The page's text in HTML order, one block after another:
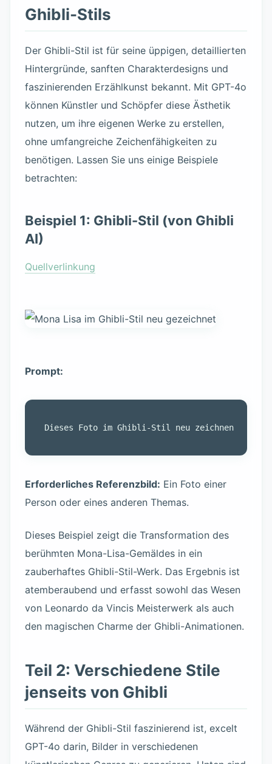
Ghibli-Stils
Der Ghibli-Stil ist für seine üppigen, detaillierten
Hintergründe, sanften Charakterdesigns und
faszinierenden Erzählkunst bekannt. Mit GPT-4o
können Künstler und Schöpfer diese Ästhetik
nutzen, um ihre eigenen Werke zu erstellen,
ohne umfangreiche Zeichenfähigkeiten zu
benötigen. Lassen Sie uns einige Beispiele
betrachten:
Beispiel 1: Ghibli-Stil (von Ghibli
AI)
Quellverlinkung
Prompt:
Erforderliches Referenzbild: Ein Foto einer
Person oder eines anderen Themas.
Dieses Beispiel zeigt die Transformation des
berühmten Mona-Lisa-Gemäldes in ein
zauberhaftes Ghibli-Stil-Werk. Das Ergebnis ist
atemberaubend und erfasst sowohl das Wesen
von Leonardo da Vincis Meisterwerk als auch
den magischen Charme der Ghibli-Animationen.
Teil 2: Verschiedene Stile
jenseits von Ghibli
Während der Ghibli-Stil faszinierend ist, excelt
GPT-4o darin, Bilder in verschiedenen